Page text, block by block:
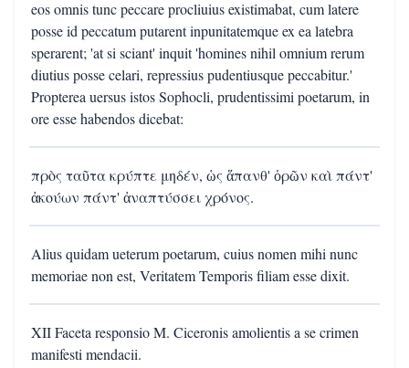
eos omnis tunc peccare procliuius existimabat, cum latere
posse id peccatum putarent inpunitatemque ex ea latebra
sperarent; 'at si sciant' inquit 'homines nihil omnium rerum
diutius posse celari, repressius pudentiusque peccabitur.'
Propterea uersus istos Sophocli, prudentissimi poetarum, in
ore esse habendos dicebat:
πρὸς ταῦτα κρύπτε μηδέν, ὡς ἅπανθ' ὁρῶν καὶ πάντ'
ἀκούων πάντ' ἀναπτύσσει χρόνος.
Alius quidam ueterum poetarum, cuius nomen mihi nunc
memoriae non est, Veritatem Temporis filiam esse dixit.
XII Faceta responsio M. Ciceronis amolientis a se crimen
manifesti mendacii.